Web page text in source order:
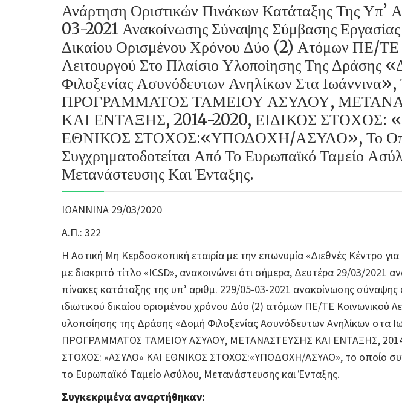
Ανάρτηση Οριστικών Πινάκων Κατάταξης Της Υπ’
03-2021 Ανακοίνωσης Σύναψης Σύμβασης Εργασίας
Δικαίου Ορισμένου Χρόνου Δύο (2) Ατόμων ΠΕ/ΤΕ
Λειτουργού Στο Πλαίσιο Υλοποίησης Της Δράσης
Φιλοξενίας Ασυνόδευτων Ανηλίκων Στα
ΠΡΟΓΡΑΜΜΑΤΟΣ ΤΑΜΕΙΟΥ ΑΣΥΛΟΥ,
ΚΑΙ ΕΝΤΑΞΗΣ, 2014-2020, ΕΙΔΙΚΟΣ ΣΤΟΧΟΣ:
ΕΘΝΙΚΟΣ ΣΤΟΧΟΣ:«ΥΠΟΔΟΧΗ/ΑΣΥΛΟ», Το
Συγχρηματοδοτείται Από Το Ευρωπαϊκό Ταμείο
Μετανάστευσης Και Ένταξης.
ΙΩΑΝΝΙΝΑ 29/03/2020
Α.Π.: 322
Η Αστική Μη Κερδοσκοπική εταιρία με την επωνυμία «Διεθνές Κέντρο
με διακριτό τίτλο «ICSD», ανακοινώνει ότι σήμερα, Δευτέρα 29/03/2021
πίνακες κατάταξης της υπ’ αριθμ. 229/05-03-2021 ανακοίνωσης
ιδιωτικού δικαίου ορισμένου χρόνου Δύο (2) ατόμων ΠΕ/ΤΕ Κοινωνικού
υλοποίησης της Δράσης «Δομή Φιλοξενίας Ασυνόδευτων Ανηλίκων στα
ΠΡΟΓΡΑΜΜΑΤΟΣ ΤΑΜΕΙΟΥ ΑΣΥΛΟΥ, ΜΕΤΑΝΑΣΤΕΥΣΗΣ ΚΑΙ ΕΝΤΑΞΗΣ,
ΣΤΟΧΟΣ: «ΑΣΥΛΟ» ΚΑΙ ΕΘΝΙΚΟΣ ΣΤΟΧΟΣ:«ΥΠΟΔΟΧΗ/ΑΣΥΛΟ», το οποίο
το Ευρωπαϊκό Ταμείο Ασύλου, Μετανάστευσης και Ένταξης.
Συγκεκριμένα αναρτήθηκαν: